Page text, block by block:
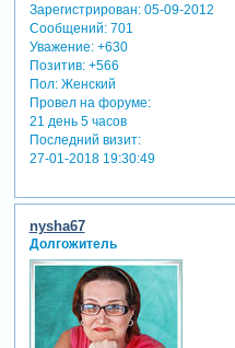
Зарегистрирован: 05-09-2012
Сообщений:701
Уважение: +630
Позитив: +566
Пол:Женский
Провел на форуме:
21 день 5 часов
Последний визит:
27-01-2018 19:30:49
nysha67
Долгожитель